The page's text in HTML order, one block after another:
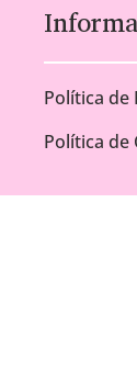
Política de
Política de